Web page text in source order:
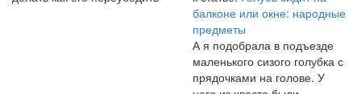
балконе или окне: народные
предметы
А я подобрала в подъезде
маленького сизого голубка с
прядочками на голове. У